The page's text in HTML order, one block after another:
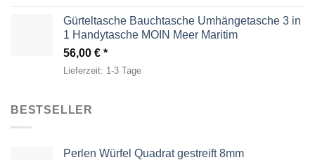
Gürteltasche Bauchtasche Umhängetasche 3 in
1 Handytasche MOIN Meer Maritim
56,00 €
Lieferzeit: 1-3 Tage
BESTSELLER
Perlen Würfel Quadrat gestreift 8mm